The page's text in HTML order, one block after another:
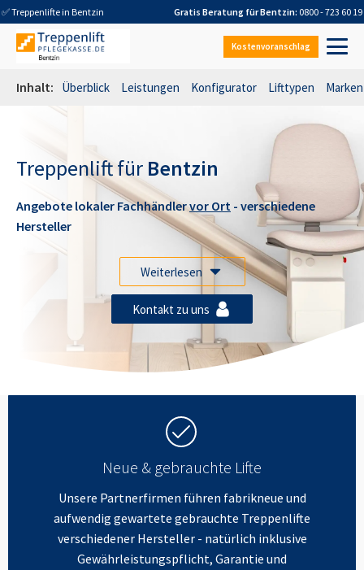
✅ Treppenlifte in Bentzin Gratis Beratung fürBentzin: 0800 - 723 60 19
Kostenvoranschlag
Inhalt: Überblick Leistungen Konfigurator Lifttypen Marken
Treppenlift für Bentzin
Angebote lokaler Fachhändlervor Ort - verschiedene
Hersteller
Weiterlesen
Kontakt zu uns
Neue & gebrauchte Lifte
Unsere Partnerfirmen führen fabrikneue und
aufwendig gewartete gebrauchte Treppenlifte
verschiedener Hersteller - natürlich inklusive
Gewährleistungspflicht, Garantie und